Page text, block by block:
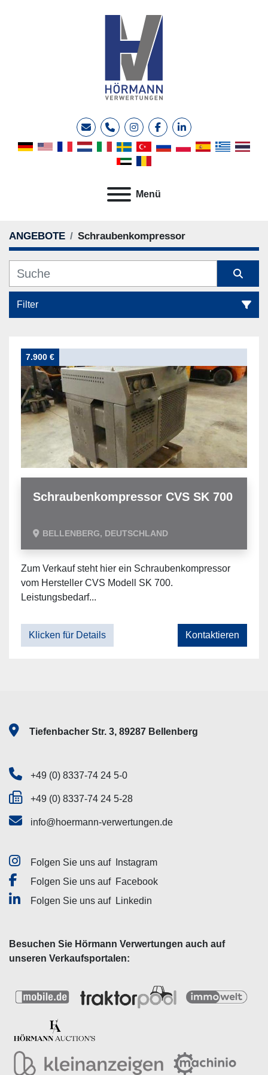
E-MailTelefoninstagramfacebooklinkedin
Menü
ANGEBOTE Schraubenkompressor
Filter
Sortieren nach
7.900 €
Schraubenkompressor CVS SK 700
BELLENBERG, DEUTSCHLAND
Zum Verkauf steht hier ein Schraubenkompressor
vom Hersteller CVS Modell SK 700.
Leistungsbedarf...
Klicken für Details Kontaktieren
Tiefenbacher Str. 3, 89287 Bellenberg
+49 (0) 8337-74 24 5-0
+49 (0) 8337-74 24 5-28
info@hoermann-verwertungen.de
Folgen Sie uns auf
Instagram
Folgen Sie uns auf Facebook
Folgen Sie uns auf
Linkedin
Besuchen Sie Hörmann Verwertungen auch auf
unseren Verkaufsportalen: